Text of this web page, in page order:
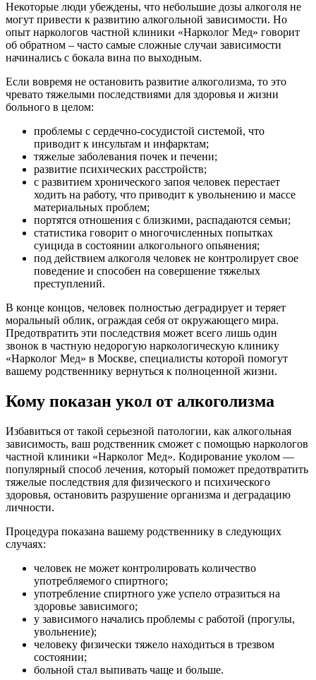
Некоторые люди убеждены, что небольшие дозы алкоголя не
могут привести к развитию алкогольной зависимости. Но
опыт наркологов частной клиники «Нарколог Мед» говорит
об обратном – часто самые сложные случаи зависимости
начинались с бокала вина по выходным.
Если вовремя не остановить развитие алкоголизма, то это
чревато тяжелыми последствиями для здоровья и жизни
больного в целом:
проблемы с сердечно-сосудистой системой, что
приводит к инсультам и инфарктам;
тяжелые заболевания почек и печени;
развитие психических расстройств;
с развитием хронического запоя человек перестает
ходить на работу, что приводит к увольнению и массе
материальных проблем;
портятся отношения с близкими, распадаются семьи;
статистика говорит о многочисленных попытках
суицида в состоянии алкогольного опьянения;
под действием алкоголя человек не контролирует свое
поведение и способен на совершение тяжелых
преступлений.
В конце концов, человек полностью деградирует и теряет
моральный облик, ограждая себя от окружающего мира.
Предотвратить эти последствия может всего лишь один
звонок в частную недорогую наркологическую клинику
«Нарколог Мед» в Москве, специалисты которой помогут
вашему родственнику вернуться к полноценной жизни.
Кому показан укол от алкоголизма
Избавиться от такой серьезной патологии, как алкогольная
зависимость, ваш родственник сможет с помощью наркологов
частной клиники «Нарколог Мед». Кодирование уколом —
популярный способ лечения, который поможет предотвратить
тяжелые последствия для физического и психического
здоровья, остановить разрушение организма и деградацию
личности.
Процедура показана вашему родственнику в следующих
случаях:
человек не может контролировать количество
употребляемого спиртного;
употребление спиртного уже успело отразиться на
здоровье зависимого;
у зависимого начались проблемы с работой (прогулы,
увольнение);
человеку физически тяжело находиться в трезвом
состоянии;
больной стал выпивать чаще и больше.